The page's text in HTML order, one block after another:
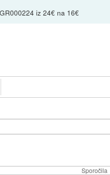
iz 24€ na 16€
Sporočila